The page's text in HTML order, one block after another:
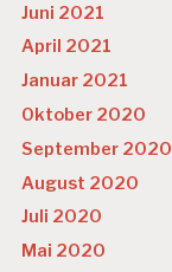
Juni 2021
April 2021
Januar 2021
Oktober 2020
September 2020
August 2020
Juli 2020
Mai 2020